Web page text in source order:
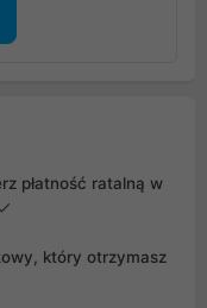
płatność ratalną w
który otrzymasz